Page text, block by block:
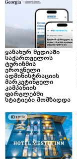
ყაზახურ მედიაში
საქართველოს
ტურიზმის
ეროვნული
ადმინისტრაციის
მარკეტინგული
კამპანიის
ფარგლებში
სტატიები მომზადდა